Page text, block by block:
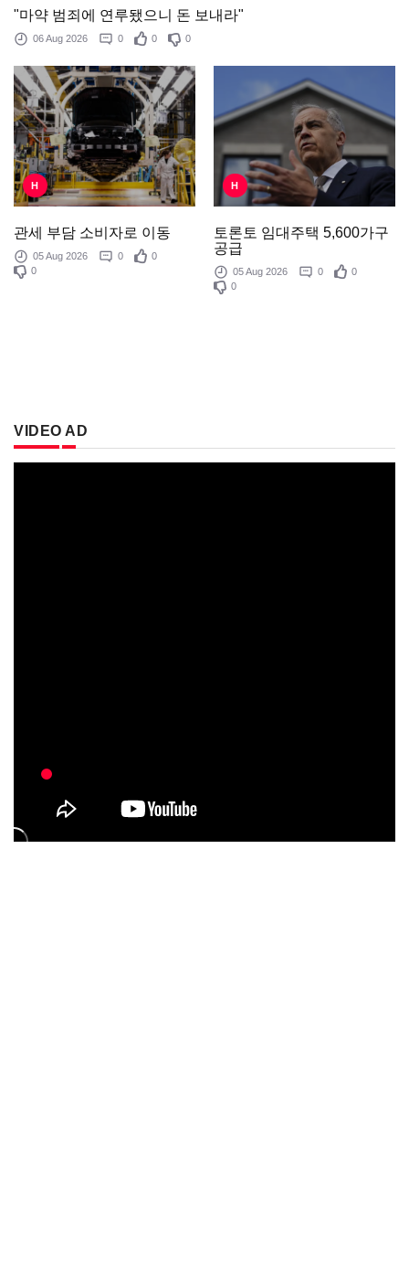
"마약 범죄에 연루됐으니 돈 보내라"
06 Aug 2026 0 0 0
H
관세 부담 소비자로 이동
05 Aug 2026 0
0
0
H
토론토 임대주택 5,600가구
공급
05 Aug 2026 0
0
0
VIDEO AD